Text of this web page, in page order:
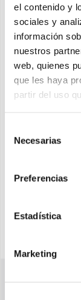
el contenido y
sociales y
información
nuestros
web, quienes
que les haya
partir del uso
Necesarias
Preferencias
Estadística
Marketing
permette massima
PROGETTO
•
• Ubicazione:
• Progetto: n°
DESCRIZIONE
• IMPIANTO:
gruppo frigo